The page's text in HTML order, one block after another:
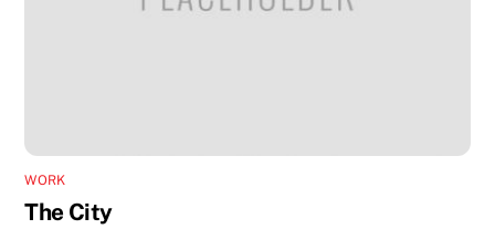
WORK
The City